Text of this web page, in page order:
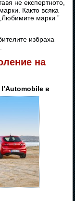
не експертното,
Както всяка
марки ”
избраха
на
в